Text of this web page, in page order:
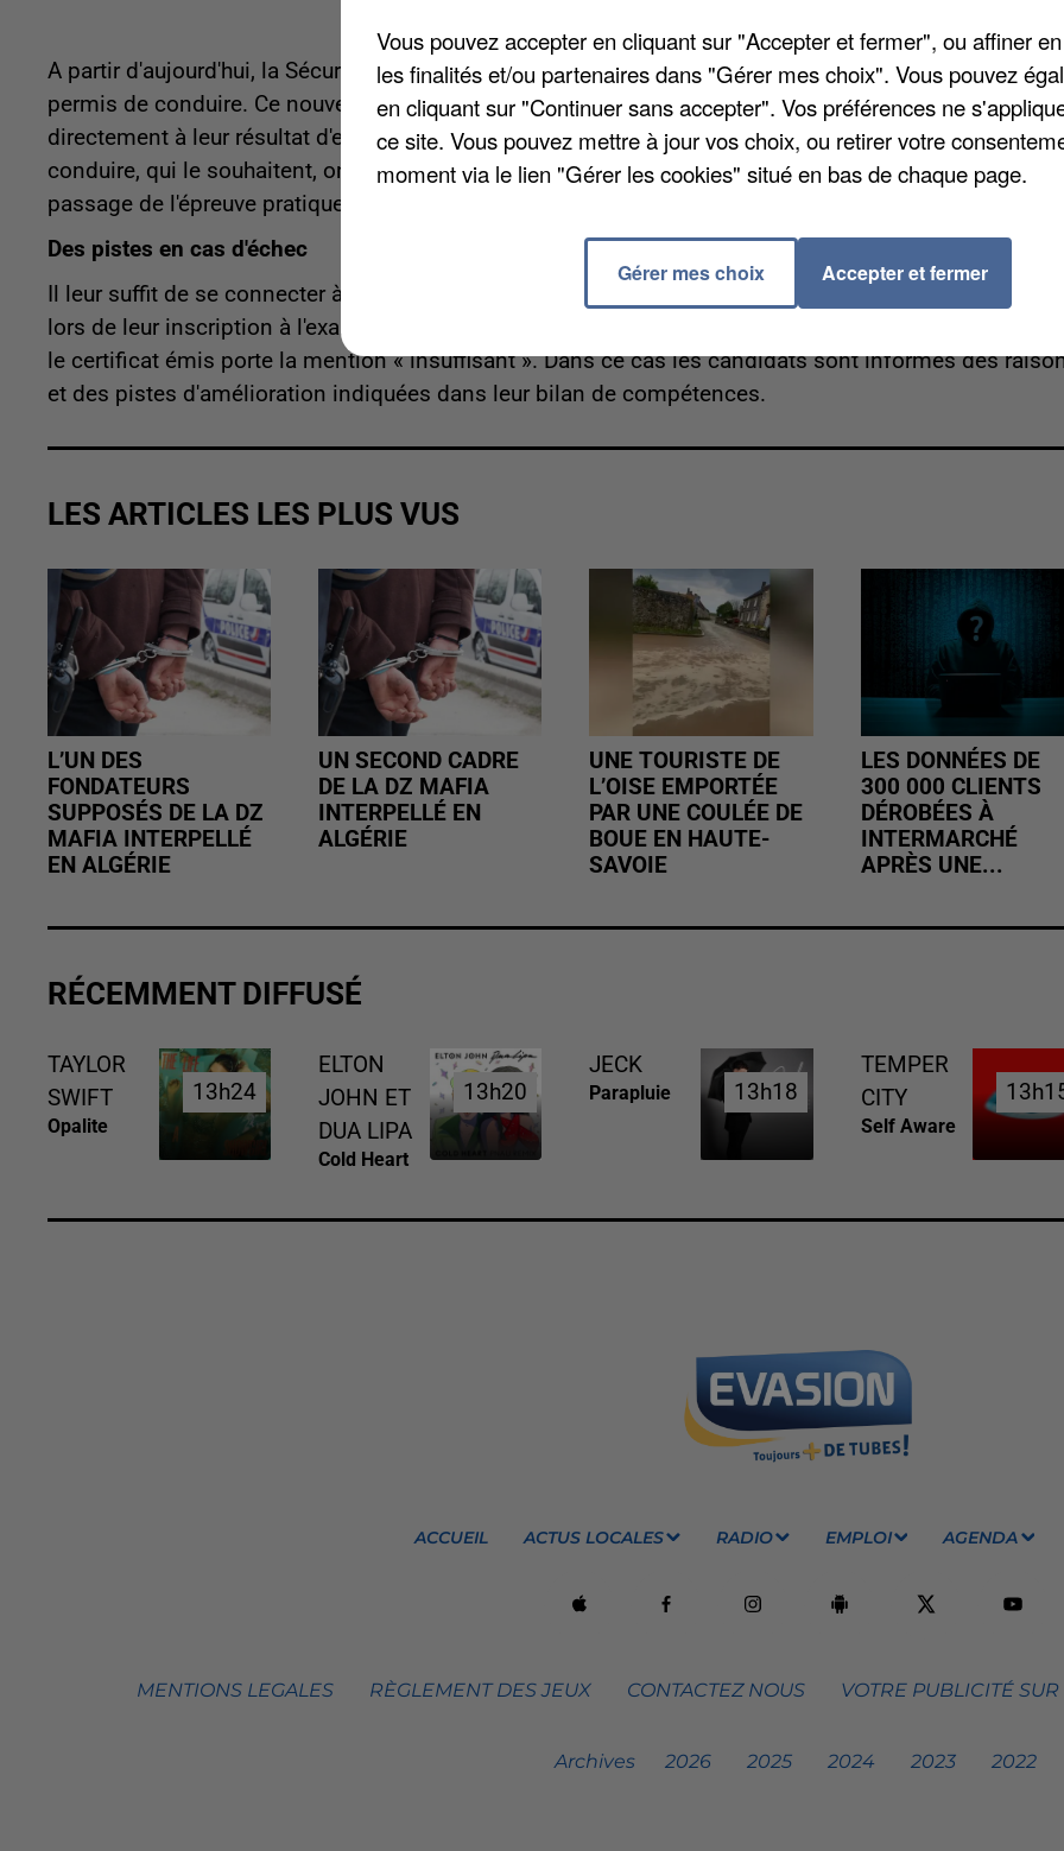
A partir d'aujourd'hui, la Sécurité routière met en ligne un service web ouvert à tous les candidats au
permis de conduire. Ce nouveau portailwww.permisdeconduire.gouv.frleur permet d'accéder
directement à leur résultat d'examen et à leur certificat provisoire.Les candidats au permis de
conduire, qui le souhaitent, ont désormais accès à leur résultat d'examen en ligne, 48 heures après le
passage de l'épreuve pratique de conduite.
Des pistes en cas d'échec
Il leur suffit de se connecter à leur espace personnel en renseignant le numéro de dossier transmis
lors de leur inscription à l'examen, leur date de naissance et leur catégorie de permis. En cas d'échec,
le certificat émis porte la mention « insuffisant ». Dans ce cas les candidats sont informés des
et des pistes d'amélioration indiquées dans leur bilan de compétences.
LES ARTICLES LES PLUS VUS
L’UN DES
FONDATEURS
SUPPOSÉS DE LA DZ
MAFIA INTERPELLÉ
EN ALGÉRIE
UN SECOND CADRE
DE LA DZ MAFIA
INTERPELLÉ EN
ALGÉRIE
UNE TOURISTE DE
L’OISE EMPORTÉE
PAR UNE COULÉE DE
BOUE EN HAUTE-
SAVOIE
LES DONNÉES DE
300 000 CLIENTS
DÉROBÉES À
INTERMARCHÉ
APRÈS UNE...
RÉCEMMENT DIFFUSÉ
TAYLOR
SWIFT
Opalite
13h24
13h24
ELTON
JOHN ET
DUA LIPA
Cold Heart
13h20
13h20
JECK
Parapluie 13h18
13h18
TEMPER
CITY
Self Aware
ACCUEIL ACTUS LOCALES RADIO EMPLOI AGENDA
MENTIONS LEGALES RÈGLEMENT DES JEUX CONTACTEZ NOUS VOTRE PUBLICITÉ
Archives 2026 2025 2024 2023 2022
Vous pouvez accepter en cliquant sur "Accepter et fermer", ou affiner
les finalités et/ou partenaires dans "Gérer mes choix". Vous pouvez
en cliquant sur "Continuer sans accepter". Vos préférences ne
ce site. Vous pouvez mettre à jour vos choix, ou retirer votre
moment via le lien "Gérer les cookies" situé en bas de chaque page.
Gérer mes choix Accepter et fermer